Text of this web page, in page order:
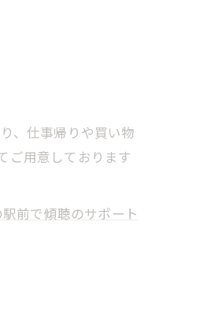
、仕事帰りや買い物
ご用意しております
前で傾聴のサポート